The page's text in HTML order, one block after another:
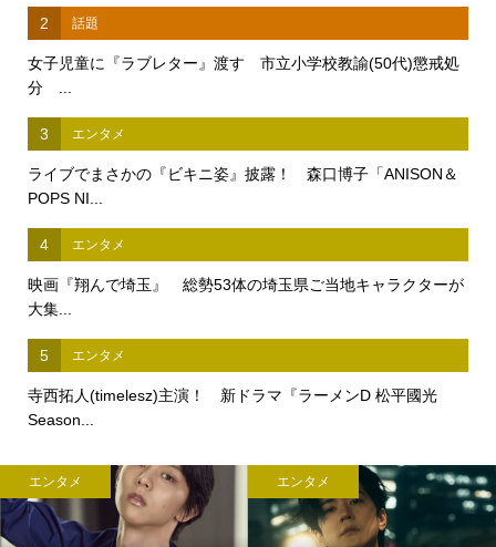
2 話題
女子児童に『ラブレター』渡す 市立小学校教諭(50代)懲戒処
分 ...
3 エンタメ
ライブでまさかの『ビキニ姿』披露！ 森口博子「ANISON＆
POPS NI...
4 エンタメ
映画『翔んで埼玉』 総勢53体の埼玉県ご当地キャラクターが
大集...
5 エンタメ
寺西拓人(timelesz)主演！ 新ドラマ『ラーメンD 松平國光
Season...
エンタメ エンタメ